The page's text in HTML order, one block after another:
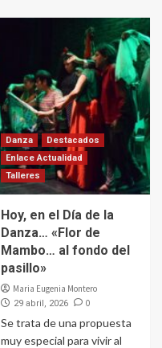
Danza
Destacados
Enlace Actualidad
Talleres
Hoy, en el Día de la
Danza… «Flor de
Mambo… al fondo del
pasillo»
Maria Eugenia Montero
29 abril, 2026 0
Se trata de una propuesta
muy especial para vivir al